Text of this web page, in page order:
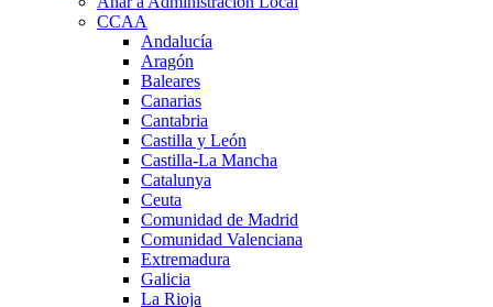
CCAA
Andalucía
Aragón
Baleares
Canarias
Cantabria
Castilla y León
Castilla-La Mancha
Catalunya
Ceuta
Comunidad de Madrid
Comunidad Valenciana
Extremadura
Galicia
La Rioja